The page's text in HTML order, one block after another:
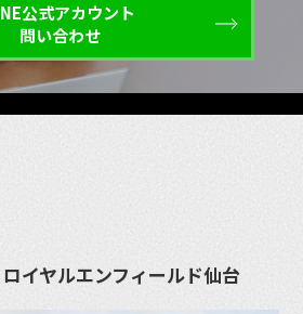
公式アカウント
問い合わせ
イヤルエンフィールド仙台